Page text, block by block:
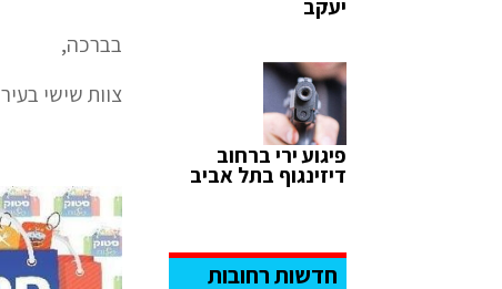
בברכה,
צוות שישי בעיר
יעקב
פיגוע ירי ברחוב
דיזינגוף בתל אביב
חדשות רחובות